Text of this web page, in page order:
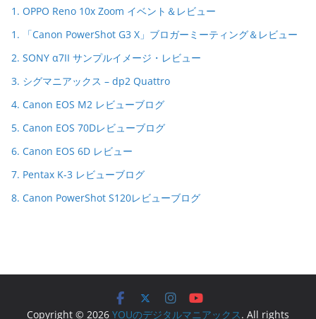
1. OPPO Reno 10x Zoom イベント＆レビュー
1. 「Canon PowerShot G3 X」ブロガーミーティング＆レビュー
2. SONY α7II サンプルイメージ・レビュー
3. シグマニアックス – dp2 Quattro
4. Canon EOS M2 レビューブログ
5. Canon EOS 70Dレビューブログ
6. Canon EOS 6D レビュー
7. Pentax K-3 レビューブログ
8. Canon PowerShot S120レビューブログ
Copyright © 2026 YOUのデジタルマニアックス. All rights